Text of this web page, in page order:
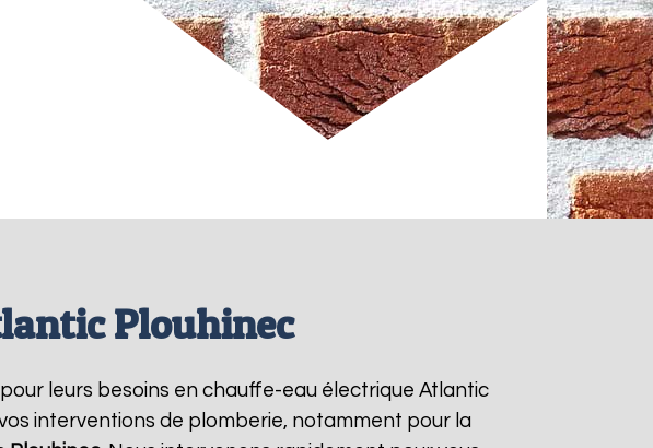
Plouhinec
leurs besoins en chauffe-eau électrique Atlantic
interventions de plomberie, notamment pour la